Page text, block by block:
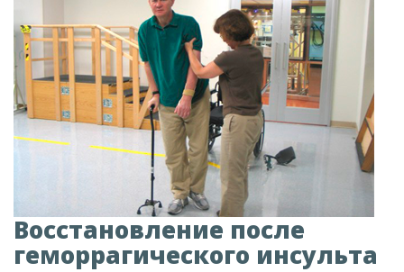
Восстановление после
геморрагического инсульта